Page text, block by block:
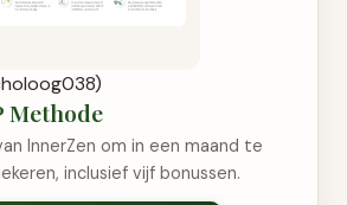
Methode
InnerZen om in een maand te
inclusief vijf bonussen.